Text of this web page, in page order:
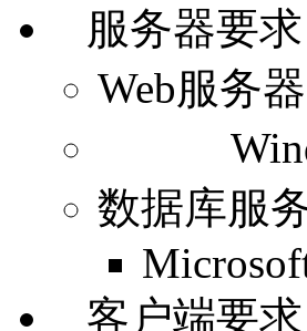
服务器要
Web服务器
数据库服
客户端要